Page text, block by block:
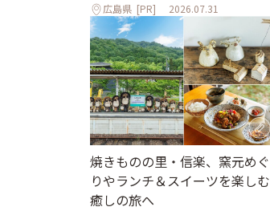
広島県 [PR] 2026.07.31
焼きものの里・信楽、窯元めぐ
りやランチ＆スイーツを楽しむ
癒しの旅へ